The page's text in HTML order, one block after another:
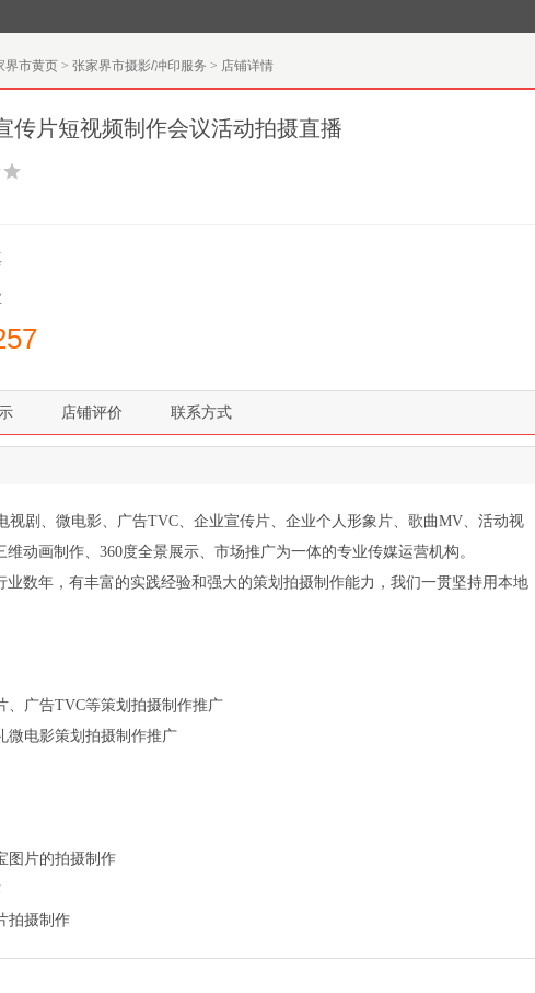
界市黄页 > 张家界市摄影/冲印服务 > 店铺详情
传片短视频制作会议活动拍摄直播
店铺评价 联系方式
视剧、微电影、广告TVC、企业宣传片、企业个人形象片、歌曲MV、活动视
动画制作、360度全景展示、市场推广为一体的专业传媒运营机构。
数年，有丰富的实践经验和强大的策划拍摄制作能力，我们一贯坚持用本地
、广告TVC等策划拍摄制作推广
微电影策划拍摄制作推广
图片的拍摄制作
拍摄制作